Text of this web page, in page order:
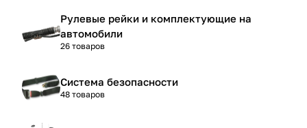
Рулевые рейки и комплектующие на
автомобили
26 товаров
Система безопасности
48 товаров